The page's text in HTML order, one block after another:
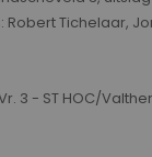
Tichelaar,
3 - ST HOC/